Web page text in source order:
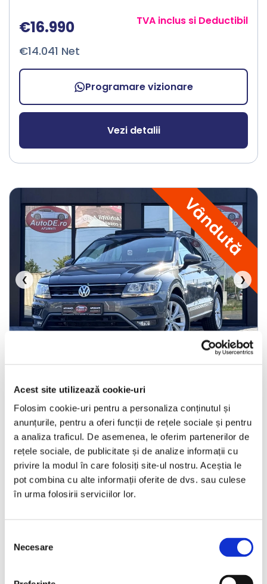
Acest site utilizează cookie-uri
Folosim cookie-uri pentru a personaliza conținutul și
anunțurile, pentru a oferi funcții de rețele sociale și pentru
a analiza traficul. De asemenea, le oferim partenerilor de
rețele sociale, de publicitate și de analize informații cu
privire la modul în care folosiți site-ul nostru. Aceștia le
pot combina cu alte informații oferite de dvs. sau culese
în urma folosirii serviciilor lor.
consimțământului
Necesare
€16.990
€14.041 Net
TVA inclus si Deductibil
Programare vizionare
Vezi detalii
Vândută
❮ ❯
Volkswagen Tiguan
2017 199229 km Diesel 150 HP Automata 4x4
Bucuresti Afumati
€12.990